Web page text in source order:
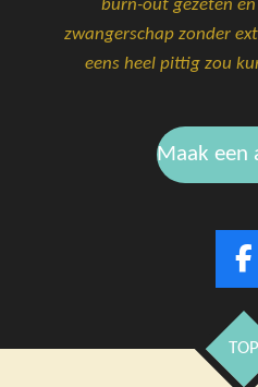
burn-out gezeten
zwangerschap zonder
eens heel pittig zou
Maak een
F
c
e
b
TOP